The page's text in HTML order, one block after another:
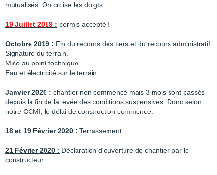
mutualisés. On croise les doigts...
19 Juillet 2019 : permis accepté !
Octobre 2019 : Fin du recours des tiers et du recours administratif.
Signature du terrain.
Mise au point technique.
Eau et électricité sur le terrain.
Janvier 2020 : chantier non commencé mais 3 mois sont passés
depuis la fin de la levée des conditions suspensives. Donc selon
notre CCMI, le délai de construction commence.
18 et 19 Février 2020 : Terrassement
21 Février 2020 : Déclaration d'ouverture de chantier par le
constructeur